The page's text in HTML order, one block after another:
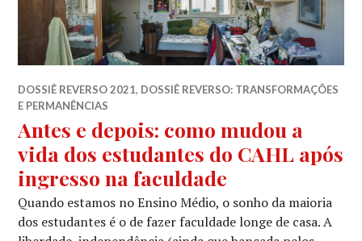
DOSSIÊ REVERSO 2021, DOSSIÊ REVERSO: TRANSFORMAÇÕES
E PERMANÊNCIAS
Antes e depois: como mudou a
vida dos estudantes do CAHL após
ingresso na faculdade
Quando estamos no Ensino Médio, o sonho da maioria
dos estudantes é o de fazer faculdade longe de casa. A